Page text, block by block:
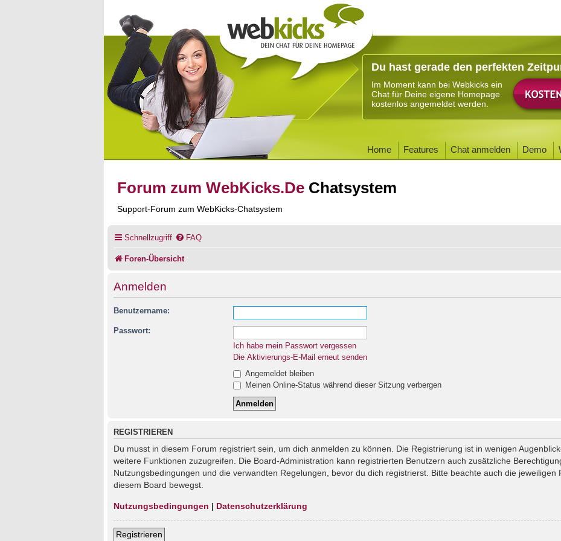
Du hast gerade den perfekten
Im Moment kann bei Webkicks ein
Chat für Deine eigene Homepage
kostenlos angemeldet werden.
Home Features Chat anmelden Demo
Forum zum WebKicks.De Chatsystem
Support-Forum zum WebKicks-Chatsystem
Schnellzugriff FAQ
Foren-Übersicht
Anmelden
Benutzername:
Passwort:
Ich habe mein Passwort vergessen
Die Aktivierungs-E-Mail erneut senden
Angemeldet bleiben
Meinen Online-Status während dieser Sitzung verbergen
REGISTRIEREN
Du musst in diesem Forum registriert sein, um dich anmelden zu können. Die Registrierung ist in wenigen
weitere Funktionen zuzugreifen. Die Board-Administration kann registrierten Benutzern auch zusätzliche
Nutzungsbedingungen und die verwandten Regelungen, bevor du dich registrierst. Bitte beachte auch die jeweiligen
diesem Board bewegst.
Nutzungsbedingungen | Datenschutzerklärung
Registrieren